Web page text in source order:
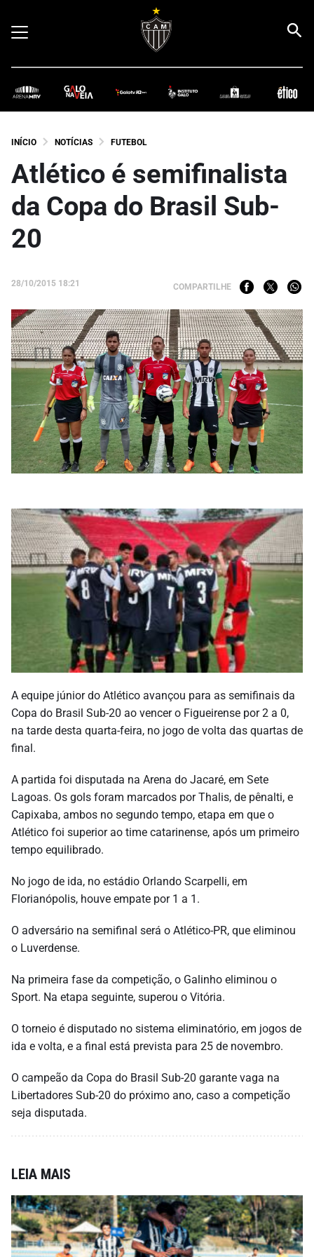
INÍCIO NOTÍCIAS FUTEBOL
Atlético é semifinalista
da Copa do Brasil Sub-
20
28/10/2015 18:21 COMPARTILHE
A equipe júnior do Atlético avançou para as semifinais da
Copa do Brasil Sub-20 ao vencer o Figueirense por 2 a 0,
na tarde desta quarta-feira, no jogo de volta das quartas de
final.
A partida foi disputada na Arena do Jacaré, em Sete
Lagoas. Os gols foram marcados por Thalis, de pênalti, e
Capixaba, ambos no segundo tempo, etapa em que o
Atlético foi superior ao time catarinense, após um primeiro
tempo equilibrado.
No jogo de ida, no estádio Orlando Scarpelli, em
Florianópolis, houve empate por 1 a 1.
O adversário na semifinal será o Atlético-PR, que eliminou
o Luverdense.
Na primeira fase da competição, o Galinho eliminou o
Sport. Na etapa seguinte, superou o Vitória.
O torneio é disputado no sistema eliminatório, em jogos de
ida e volta, e a final está prevista para 25 de novembro.
O campeão da Copa do Brasil Sub-20 garante vaga na
Libertadores Sub-20 do próximo ano, caso a competição
seja disputada.
LEIA MAIS